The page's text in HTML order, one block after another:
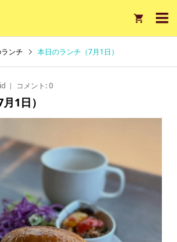

ンチ 本日のランチ（7月1日）
コメント:0
1日）